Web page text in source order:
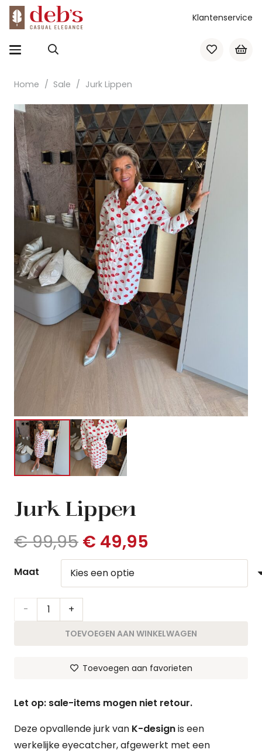
Klantenservice
Home / Sale / Jurk Lippen
Jurk Lippen
€99,95 Oorspronkelijke
prijs
was:
€ 99,95.
€ 49,95
prijs
€ 49,95.
Maat
Jurk
TOEVOEGEN AAN WINKELWAGEN
Toevoegen aan favorieten
Let op: sale-items mogen niet retour.
Deze opvallende jurk van K-designis een
werkelijke eyecatcher, afgewerkt met een